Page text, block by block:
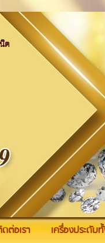
ด
ต่อเรา เครื่องประดับ